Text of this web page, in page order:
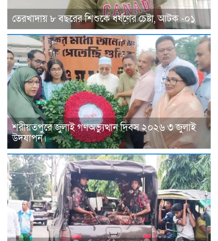
তেরখাদায় ৮ বছরের শিশুকে ধর্ষণের চেষ্টা, আটক -০১
শরীয়তপুরে জুলাই গণঅভ্যুত্থান দিবস ২০২৬ ৩ জুলাই
উদযাপন।